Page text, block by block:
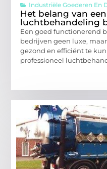
Industriële Goederen En
Het belang van
luchtbehandeling
Een goed functionerend
bedrijven geen luxe,
gezond en efficiënt te
professioneel